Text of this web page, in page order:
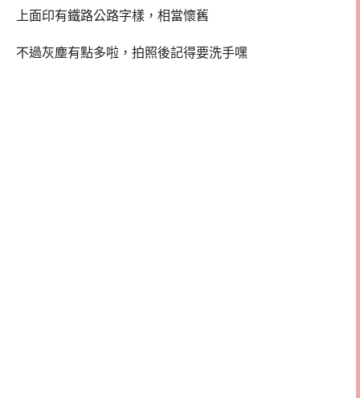
上面印有鐵路公路字樣，相當懷舊
不過灰塵有點多啦，拍照後記得要洗手嘿